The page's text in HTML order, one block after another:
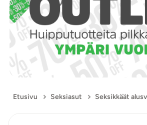
Etusivu Seksiasut Seksikkäät